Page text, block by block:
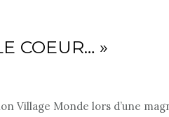
COEUR… »
Village Monde lors d’une